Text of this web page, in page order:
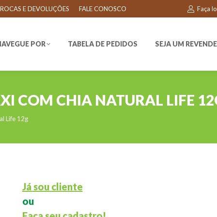
E DEVOLUÇÕES FALE CONOSCO Faça
POR TABELA DE PEDIDOS SEJA UM
COM CHIA NATURAL LIFE
Life 12g
Já sou cliente
ou
POR TABELA DE PEDIDOS SEJA UM